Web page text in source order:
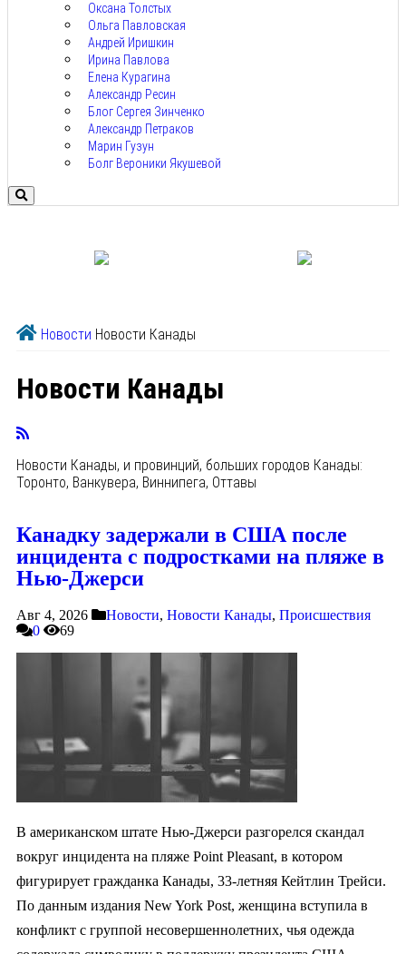
Оксана Толстых
Ольга Павловская
Андрей Иришкин
Ирина Павлова
Елена Курагина
Александр Ресин
Блог Сергея Зинченко
Александр Петраков
Марин Гузун
Болг Вероники Якушевой
Новости Новости Канады
Новости Канады
Новости Канады, и провинций, больших городов Канады:
Торонто, Ванкувера, Виннипега, Оттавы
Канадку задержали в США после
инцидента с подростками на пляже в
Нью-Джерси
Авг 4, 2026 Новости, Новости Канады, Происшествия
0
69
В американском штате Нью-Джерси разгорелся скандал
вокруг инцидента на пляже Point Pleasant, в котором
фигурирует гражданка Канады, 33-летняя Кейтлин Трейси.
По данным издания New York Post, женщина вступила в
конфликт с группой несовершеннолетних, чья одежда